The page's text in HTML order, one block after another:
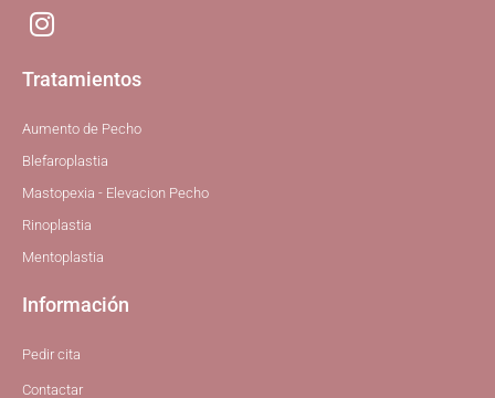
I
n
s
a
g
r
m
Tratamientos
Aumento de Pecho
Blefaroplastia
Mastopexia - Elevacion Pecho
Rinoplastia
Mentoplastia
Información
Pedir cita
Contactar